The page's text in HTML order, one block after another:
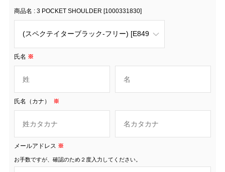
商品名 : 3 POCKET SHOULDER [1000331830]
氏名 ※
氏名（カナ） ※
メールアドレス ※
お手数ですが、確認のため２度入力してください。